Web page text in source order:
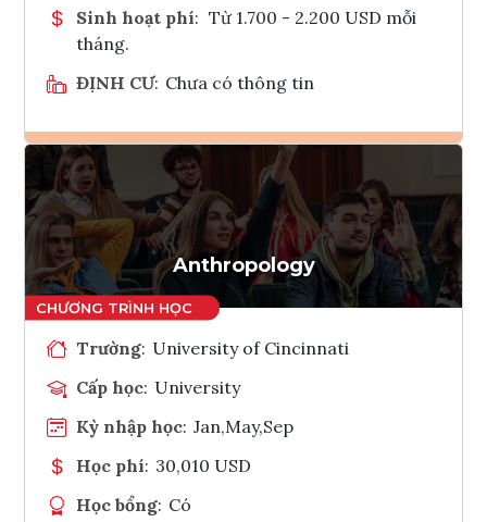
Sinh hoạt phí: Từ 1.700 - 2.200 USD mỗi
tháng.
ĐỊNH CƯ: Chưa có thông tin
Ghi danh
Tham vấn Interlink
Anthropology
Trường: University of Cincinnati
Cấp học: University
Kỳ nhập học: Jan,May,Sep
Học phí: 30,010 USD
Học bổng: Có